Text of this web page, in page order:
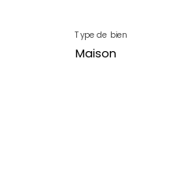
Maison
Type de bien